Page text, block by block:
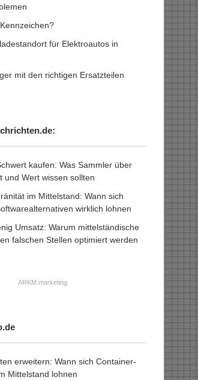
für Elektroautos in
mit den richtigen Ersatzteilen
kaufen: Was Sammler über
und Wert wissen sollten
im Mittelstand: Wann sich
wirklich lohnen
Umsatz: Warum mittelständische
falschen Stellen optimiert werden
ARKM.marketing
erweitern: Wann sich Container-
Mittelstand lohnen